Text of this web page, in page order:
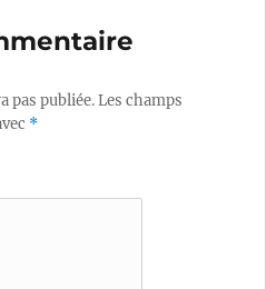
pas publiée.Les champs
*